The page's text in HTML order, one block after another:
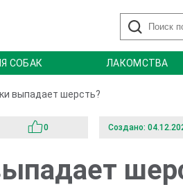
СОБАК ЛАКОМСТВА
выпадает шерсть?
0 Создано: